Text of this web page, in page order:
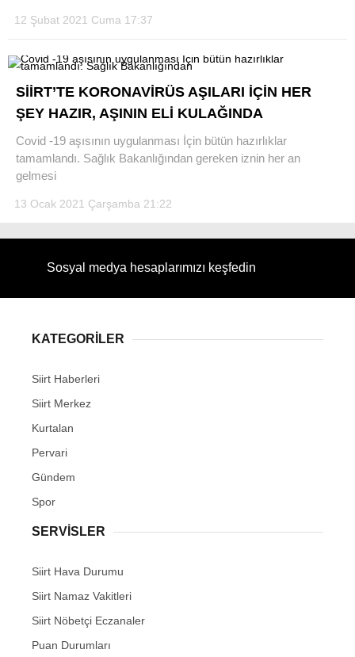
Facebook
Youtube
12 Şubat 2021 Cuma 17:37
SİİRT’TE KORONAVİRÜS AŞILARI İÇİN HER
ŞEY HAZIR, AŞININ ELİ KULAĞINDA
Covid -19 aşısının uygulanması İçin bütün hazırlıklar
tamamlandı. Sağlık Bakanlığından gereken iznin her an
gelmesi
13 Ocak 2021 Çarşamba 21:22
Sosyal medya hesaplarımızı keşfedin
KATEGORİLER
Siirt Haberleri
Siirt Merkez
Kurtalan
Pervari
Gündem
Spor
SERVİSLER
Siirt Hava Durumu
Siirt Namaz Vakitleri
Siirt Nöbetçi Eczanaler
Puan Durumları